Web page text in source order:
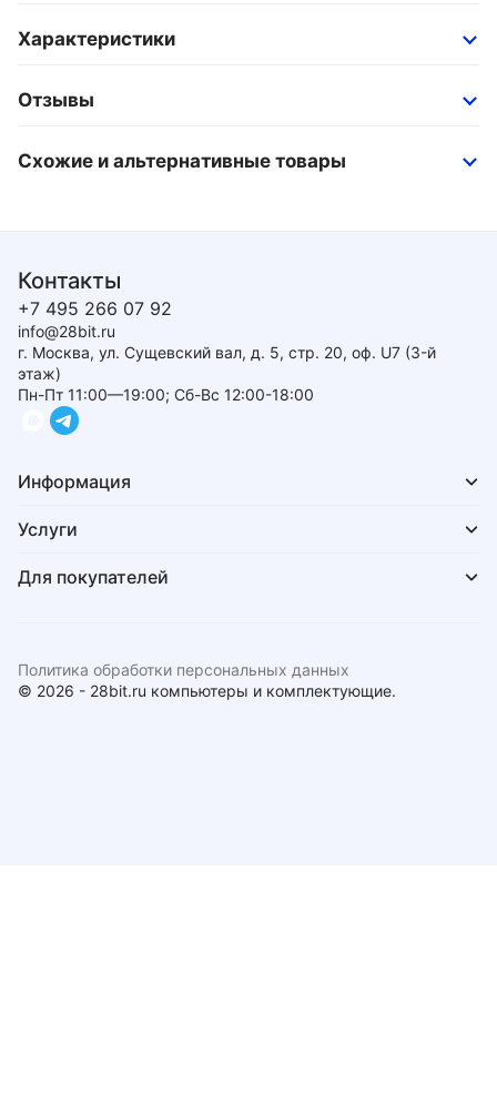
Характеристики
Отзывы
Схожие и альтернативные товары
Контакты
+7 495 266 07 92
info@28bit.ru
г. Москва, ул. Сущевский вал, д. 5, стр. 20, оф. U7 (3-й
этаж)
Пн-Пт 11:00—19:00; Сб-Вс 12:00-18:00
Информация
Услуги
Для покупателей
© 2026 - 28bit.ru компьютеры и комплектующие.
Политика обработки персональных данных